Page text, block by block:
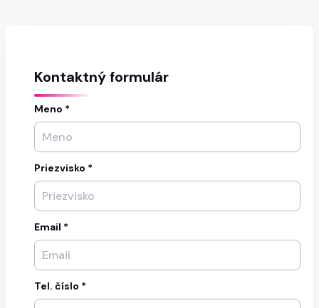
Kontaktný formulár
Meno *
Priezvisko *
Email *
Tel. číslo *